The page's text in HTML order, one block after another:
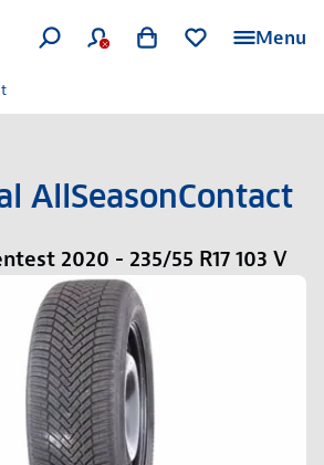
Menu
AllSeasonContact
2020 - 235/55 R17 103 V